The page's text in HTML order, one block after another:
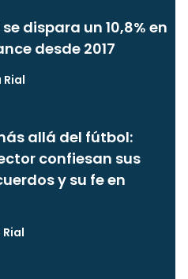
dispara un 10,8% en
desde 2017
allá del fútbol:
confiesan sus
y su fe en